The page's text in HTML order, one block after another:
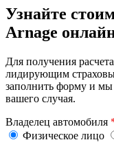
Узнайте
Arnage
Для получения
лидирующим
заполнить форму и мы
вашего случая.
Владелец автомобиля
Физическое лицо